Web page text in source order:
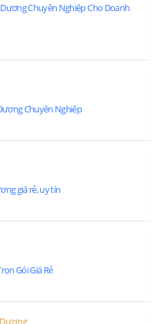
Chuyên Nghiệp Cho Doanh
Chuyên Nghiệp
giá rẻ, uy tín
Gói Giá Rẻ